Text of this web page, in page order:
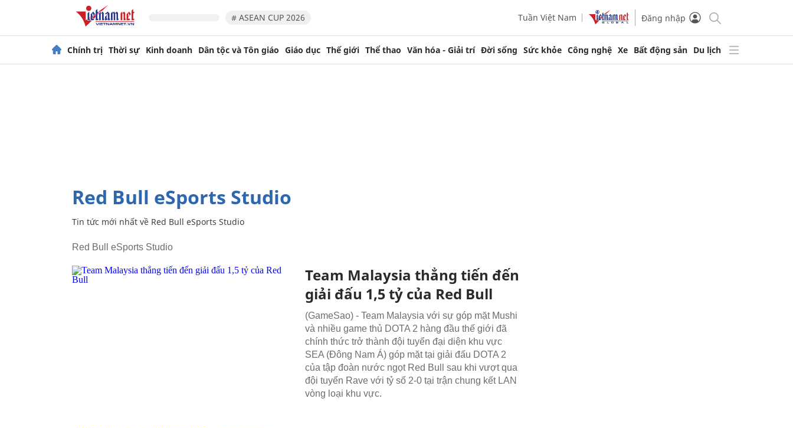
# ASEAN CUP 2026 Tuần Việt Nam Đăng nhập
Chính trị Thời sự Kinh doanh Dân tộc và Tôn giáo Giáo dục Thế giới Thể thao Văn hóa - Giải trí Đời sống Sức khỏe Công nghệ Xe Bất động sản Du lịch
Red Bull eSports Studio
Tin tức mới nhất về Red Bull eSports Studio
Red Bull eSports Studio
Team Malaysia thẳng tiến đến
giải đấu 1,5 tỷ của Red Bull
(GameSao) - Team Malaysia với sự góp mặt Mushi
và nhiều game thủ DOTA 2 hàng đầu thế giới đã
chính thức trở thành đội tuyển đại diện khu vực
SEA (Đông Nam Á) góp mặt tại giải đấu DOTA 2
của tập đoàn nước ngọt Red Bull sau khi vượt qua
đội tuyển Rave với tỷ số 2-0 tại trận chung kết LAN
vòng loại khu vực.